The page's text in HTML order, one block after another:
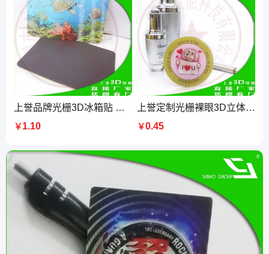
上誉品牌光栅3D冰箱贴 定制各种3D立体冰箱贴印刷厂家生产
￥1.10
上誉定制光栅裸眼3D立体卡 54x85.5mm亮面PET胶印 盒子包装250张
￥0.45